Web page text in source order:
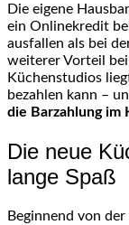
Die eigene
ein Onlinekredit
ausfallen als bei
weiterer Vorteil
Küchenstudios
bezahlen kann –
die Barzahlung im
Die neue
lange Spaß
Beginnend von